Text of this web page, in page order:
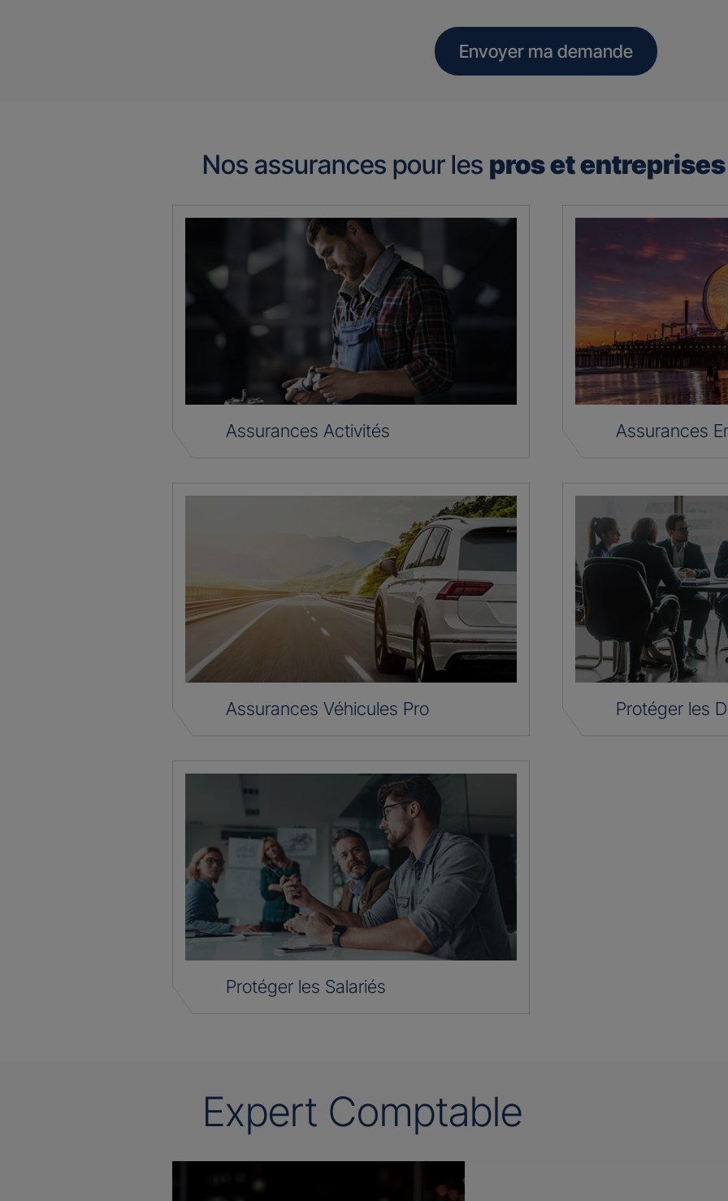
Envoyer ma demande
Nos assurances pour les pros et
Assurances Activités Assurances
Assurances Véhicules Pro Protéger les
Protéger les Salariés
Expert Comptable